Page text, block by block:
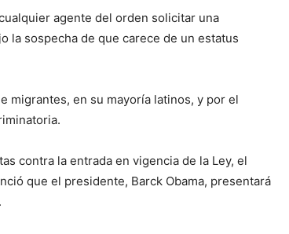
agente del orden solicitar una
la sospecha de que carece de un estatus
migrantes, en su mayoría latinos, y por el
contra la entrada en vigencia de la Ley, el
que el presidente, Barck Obama, presentará